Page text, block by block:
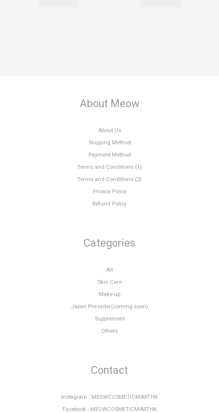
About Meow
About Us
Shipping Method
Payment Method
Terms and Conditions (1)
Terms and Conditions (2)
Privacy Policy
Refund Policy
Categories
All
Skin Care
Make-up
Japan Pre-order(coming soon)
Supplement
Others
Contact
Instagram : MEOWCOSMETICMARTHK
Facebook : MEOWCOSMETICMARTHK